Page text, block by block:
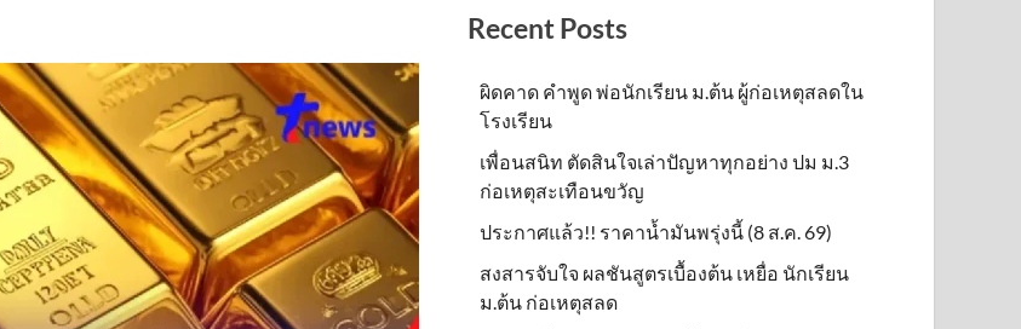
Recent Posts
ผิดคาด คำพูด พ่อนักเรียน ม.ต้น ผู้ก่อเหตุสลดใน
โรงเรียน
เพื่อนสนิท ตัดสินใจเล่าปัญหาทุกอย่าง ปม ม.3
ก่อเหตุสะเทือนขวัญ
ประกาศแล้ว!! ราคาน้ำมันพรุ่งนี้ (8 ส.ค. 69)
สงสารจับใจ ผลชันสูตรเบื้องต้น เหยื่อ นักเรียน
ม.ต้น ก่อเหตุสลด